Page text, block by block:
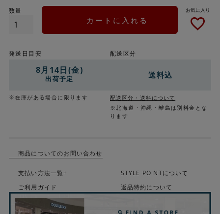
カートに入れる
発送日目安
8月14日(金)
出荷予定
※在庫がある場合に限ります
配送区分
送料込
配送区分・送料について
※北海道・沖縄・離島は別料金とな
ります
商品についてのお問い合わせ
支払い方法一覧+
STYLE POiNTについて
ご利用ガイド
返品特約について